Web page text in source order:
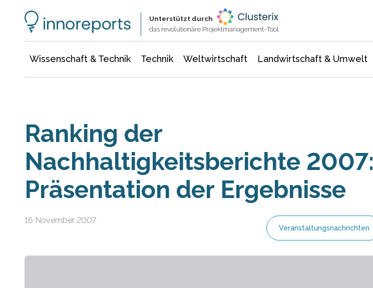
Unterstützt durch
das revolutionäre Projektmanagement-Tool
Wissenschaft & Technik Technik Weltwirtschaft Landwirtschaft & Umwelt
Ranking der
Nachhaltigkeitsberichte 2007:
Präsentation der Ergebnisse
16 November 2007
Veranstaltungsnachrichten